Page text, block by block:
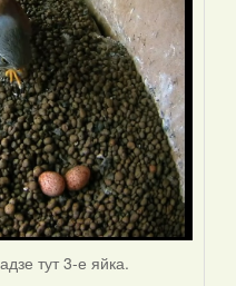
тут 3-е яйка.